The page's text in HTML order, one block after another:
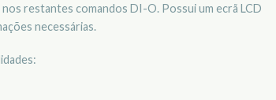
restantes comandos DI-O. Possui um ecrã LCD
necessárias.